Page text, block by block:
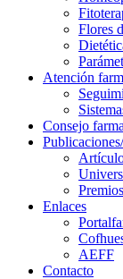
Flores
Atención
Consejo
Premios
Enlaces
AEFF
Contacto